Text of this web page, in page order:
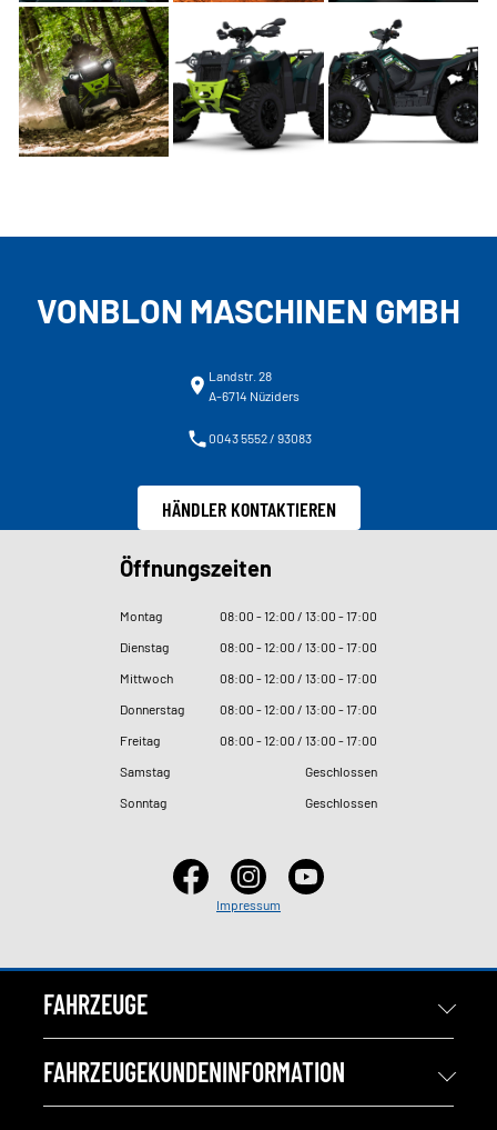
VONBLON MASCHINEN GMBH
Landstr. 28
A-6714 Nüziders
0043 5552 / 93083
HÄNDLER KONTAKTIEREN
Öffnungszeiten
Montag 08:00 - 12:00 / 13:00 - 17:00
Dienstag
08:00 - 12:00 / 13:00 - 17:00
Mittwoch
08:00 - 12:00 / 13:00 - 17:00
Donnerstag
08:00 - 12:00 / 13:00 - 17:00
Freitag
08:00 - 12:00 / 13:00 - 17:00
Samstag
Geschlossen
Sonntag
Geschlossen
Impressum
FAHRZEUGE
FAHRZEUGEKUNDENINFORMATION